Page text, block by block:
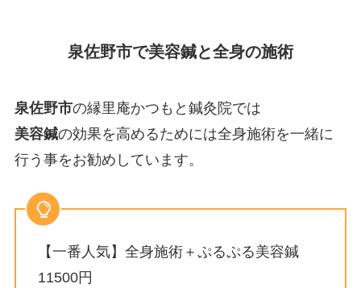
泉佐野市で美容鍼と全身の施術
泉佐野市の縁里庵かつもと鍼灸院では
美容鍼の効果を高めるためには全身施術を一緒に
行う事をお勧めしています。
【一番人気】全身施術＋ぷるぷる美容鍼
11500円